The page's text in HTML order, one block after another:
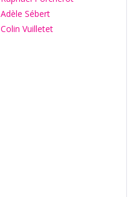
Adèle Sébert
Colin Vuilletet